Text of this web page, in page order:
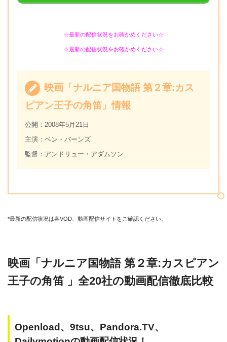
☆最新の配信状況をお確かめください☆
☆最新の配信状況をお確かめください☆
映画「ナルニア国物語 第２章:カス
ピアン王子の角笛」情報
公開：2008年5月21日
主演：ベン・バーンズ
監督：アンドリュー・アダムソン
*最新の配信状況は各VOD、動画配信サイトをご確認ください。
映画「ナルニア国物語 第２章:カスピアン
王子の角笛 」全20社の動画配信徹底比較
Openload、9tsu、Pandora.TV、